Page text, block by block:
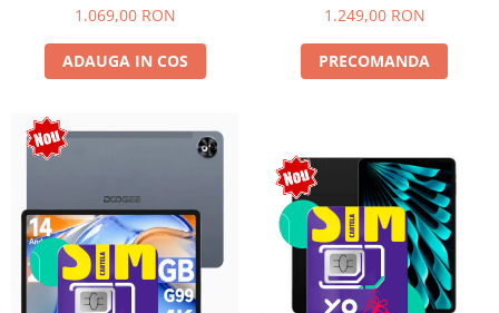
Android 15, Unisoc T615,
Stylus, Face Unlock, Dual SIM
1.069,00 RON
ADAUGA IN COS
10800mAh, 33W, Android 14,
1.249,00 RON
PRECOMANDA